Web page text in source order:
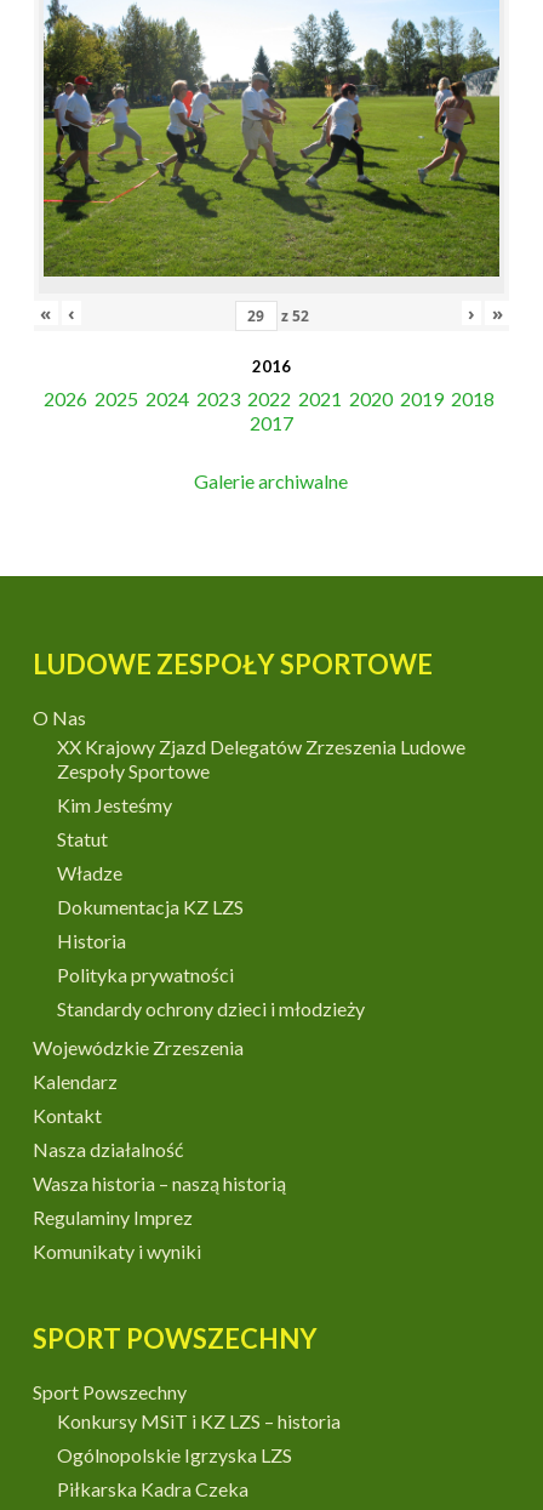
« ‹ z52 › »
2016
2026 2025 2024 2023 2022 2021 2020 2019 2018
2017
Galerie archiwalne
LUDOWE ZESPOŁY SPORTOWE
O Nas
XX Krajowy Zjazd Delegatów Zrzeszenia Ludowe
Zespoły Sportowe
Kim Jesteśmy
Statut
Władze
Dokumentacja KZ LZS
Historia
Polityka prywatności
Standardy ochrony dzieci i młodzieży
Wojewódzkie Zrzeszenia
Kalendarz
Kontakt
Nasza działalność
Wasza historia – naszą historią
Regulaminy Imprez
Komunikaty i wyniki
SPORT POWSZECHNY
Sport Powszechny
Konkursy MSiT i KZ LZS – historia
Ogólnopolskie Igrzyska LZS
Piłkarska Kadra Czeka